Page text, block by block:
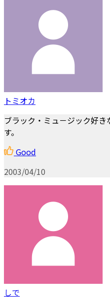
トミオカ
ブラック・ミュ－ジック好
す。
Good
2003/04/10
しで